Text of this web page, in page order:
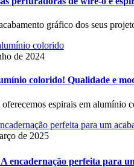
gráfico dos seus
de 2024
colorido! Qualidade e
espirais em alumínio
de 2025
encadernação perfeita para